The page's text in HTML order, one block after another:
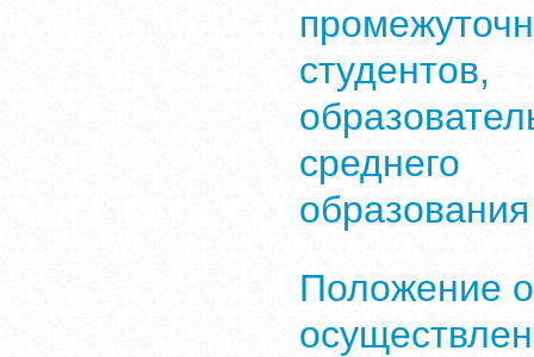
среднего
образования
Положение